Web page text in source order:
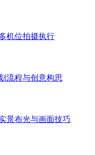
机位拍摄执行
流程与创意构思
景布光与画面技巧